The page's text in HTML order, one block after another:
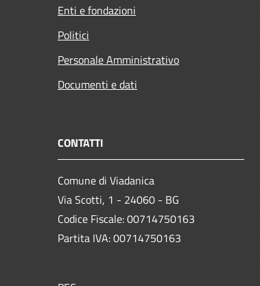
Enti e fondazioni
Politici
Personale Amministrativo
Documenti e dati
CONTATTI
Comune di Viadanica
Via Scotti, 1 - 24060 - BG
Codice Fiscale: 00714750163
Partita IVA: 00714750163